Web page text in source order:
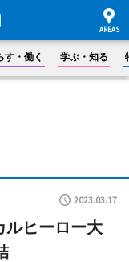
す・働く 学ぶ・知る
2023.03.17
ルヒーロー大